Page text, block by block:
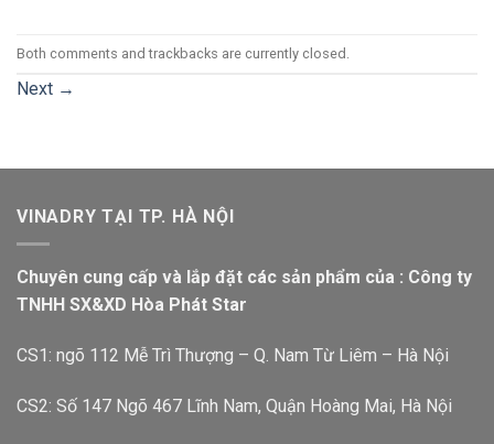
Both comments and trackbacks are currently closed.
Next →
VINADRY TẠI TP. HÀ NỘI
Chuyên cung cấp và lắp đặt các sản phẩm của : Công ty
TNHH SX&XD Hòa Phát Star
CS1: ngõ 112 Mễ Trì Thượng – Q. Nam Từ Liêm – Hà Nội
CS2: Số 147 Ngõ 467 Lĩnh Nam, Quận Hoàng Mai, Hà Nội